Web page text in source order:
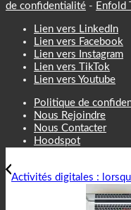
de confidentialité - Enfold
Lien vers LinkedIn
Lien vers Facebook
Lien vers Instagram
Lien vers TikTok
Lien vers Youtube
Politique de
Nous Rejoindre
Nous Contacter
Hoodspot
Activités digitales :